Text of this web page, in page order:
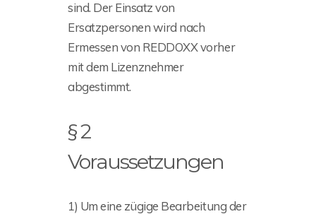
sind. Der Einsatz von
Ersatzpersonen wird nach
Ermessen von REDDOXX vorher
mit dem Lizenznehmer
abgestimmt.
§ 2
Voraussetzungen
1) Um eine zügige Bearbeitung der